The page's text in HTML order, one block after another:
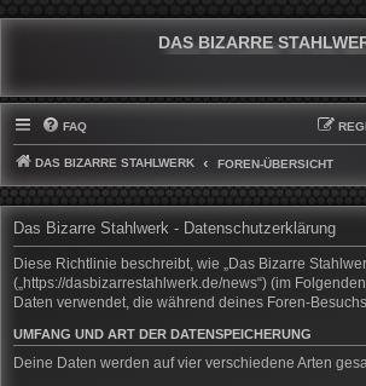
DAS BIZARRE
FAQ
DAS BIZARRE STAHLWERK FOREN-ÜBERSICHT
Das Bizarre Stahlwerk - Datenschutzerklärung
Diese Richtlinie beschreibt, wie „Das Bizarre
(„https://dasbizarrestahlwerk.de/news“) (im
Daten verwendet, die während deines Foren-
UMFANG UND ART DER DATENSPEICHERUNG
Deine Daten werden auf vier verschiedene Arten